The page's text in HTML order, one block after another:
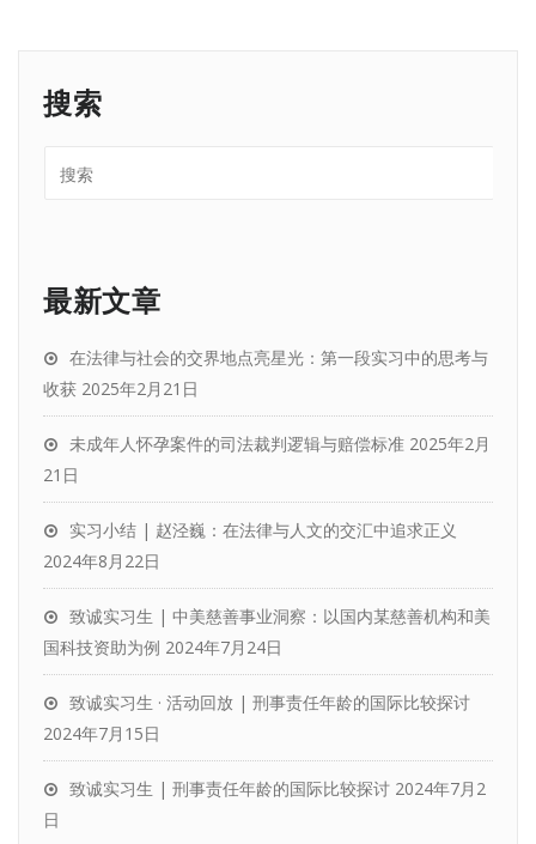
搜索
最新文章
在法律与社会的交界地点亮星光：第一段实习中的思考与
收获 2025年2月21日
未成年人怀孕案件的司法裁判逻辑与赔偿标准 2025年2月
21日
实习小结 | 赵泾巍：在法律与人文的交汇中追求正义
2024年8月22日
致诚实习生 | 中美慈善事业洞察：以国内某慈善机构和美
国科技资助为例 2024年7月24日
致诚实习生 · 活动回放 | 刑事责任年龄的国际比较探讨
2024年7月15日
致诚实习生 | 刑事责任年龄的国际比较探讨 2024年7月2
日